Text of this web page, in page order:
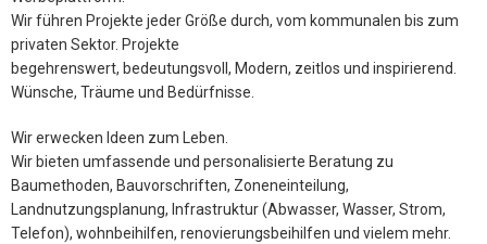
Wir führen Projekte jeder Größe durch, vom kommunalen bis zum
privaten Sektor. Projekte
begehrenswert, bedeutungsvoll, Modern, zeitlos und inspirierend.
Wünsche, Träume und Bedürfnisse.
Wir erwecken Ideen zum Leben.
Wir bieten umfassende und personalisierte Beratung zu
Baumethoden, Bauvorschriften, Zoneneinteilung,
Landnutzungsplanung, Infrastruktur (Abwasser, Wasser, Strom,
Telefon), wohnbeihilfen, renovierungsbeihilfen und vielem mehr.